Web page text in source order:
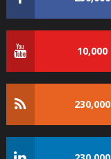
10,000
230,000